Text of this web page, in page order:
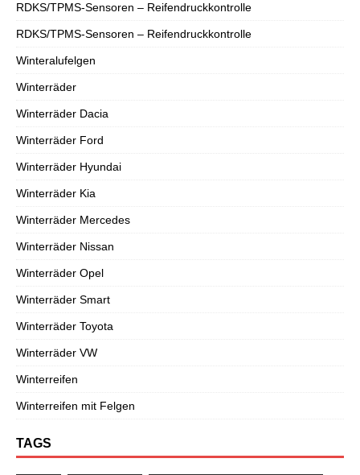
RDKS/TPMS-Sensoren – Reifendruckkontrolle
RDKS/TPMS-Sensoren – Reifendruckkontrolle
Winteralufelgen
Winterräder
Winterräder Dacia
Winterräder Ford
Winterräder Hyundai
Winterräder Kia
Winterräder Mercedes
Winterräder Nissan
Winterräder Opel
Winterräder Smart
Winterräder Toyota
Winterräder VW
Winterreifen
Winterreifen mit Felgen
TAGS